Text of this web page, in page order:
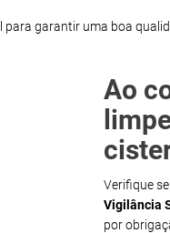
para garantir uma boa
Ao
Verifique
Vigilância
por